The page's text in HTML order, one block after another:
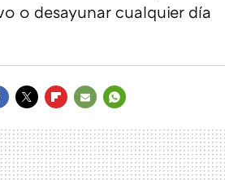
o desayunar cualquier día
MAIL